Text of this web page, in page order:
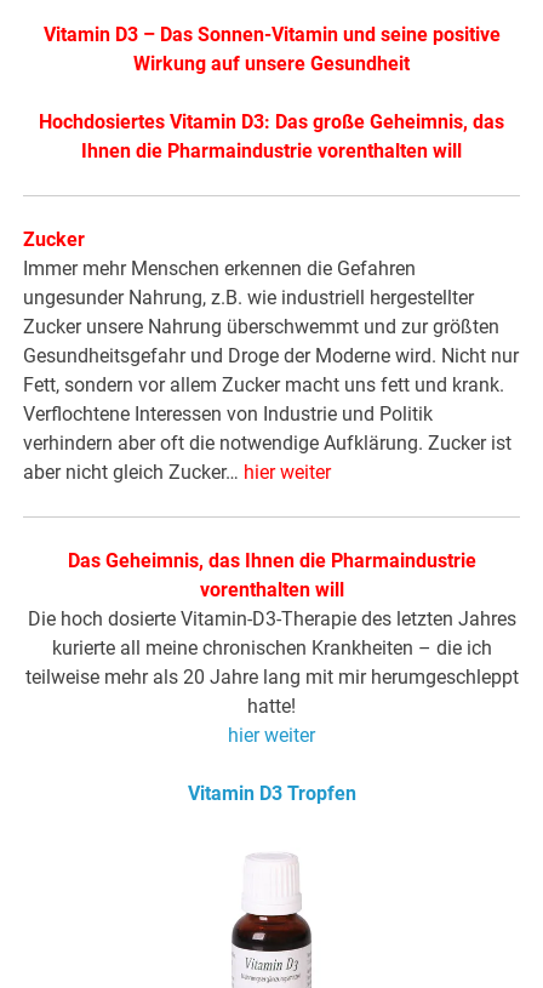
Vitamin D3 – Das Sonnen-Vitamin und seine positive
Wirkung auf unsere Gesundheit
Hochdosiertes Vitamin D3: Das große Geheimnis, das
Ihnen die Pharmaindustrie vorenthalten will
Zucker
Immer mehr Menschen erkennen die Gefahren
ungesunder Nahrung, z.B. wie industriell hergestellter
Zucker unsere Nahrung überschwemmt und zur größten
Gesundheitsgefahr und Droge der Moderne wird. Nicht nur
Fett, sondern vor allem Zucker macht uns fett und krank.
Verflochtene Interessen von Industrie und Politik
verhindern aber oft die notwendige Aufklärung. Zucker ist
aber nicht gleich Zucker… hier weiter
Das Geheimnis, das Ihnen die Pharmaindustrie
vorenthalten will
Die hoch dosierte Vitamin-D3-Therapie des letzten Jahres
kurierte all meine chronischen Krankheiten – die ich
teilweise mehr als 20 Jahre lang mit mir herumgeschleppt
hatte!
hier weiter
Vitamin D3 Tropfen